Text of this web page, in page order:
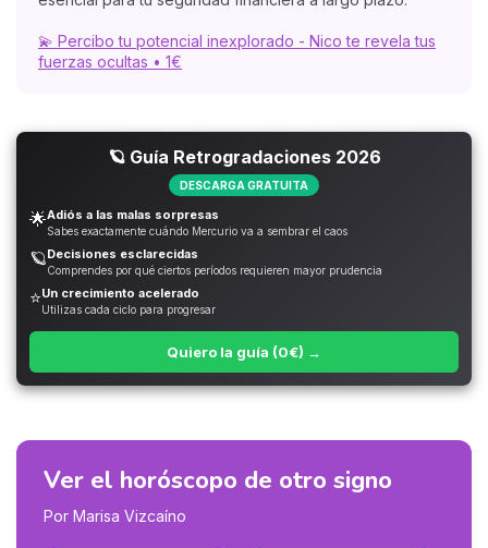
💫 Percibo tu potencial inexplorado - Nico te revela tus
fuerzas ocultas • 1€
🪐 Guía Retrogradaciones 2026
DESCARGA GRATUITA
🌟Adiós a las malas sorpresas
Sabes exactamente cuándo Mercurio va a sembrar el caos
🪐Decisiones esclarecidas
Comprendes por qué ciertos períodos requieren mayor prudencia
⭐Un crecimiento acelerado
Utilizas cada ciclo para progresar
Quiero la guía (0€) →
Ver el horóscopo de otro signo
Por Marisa Vizcaíno